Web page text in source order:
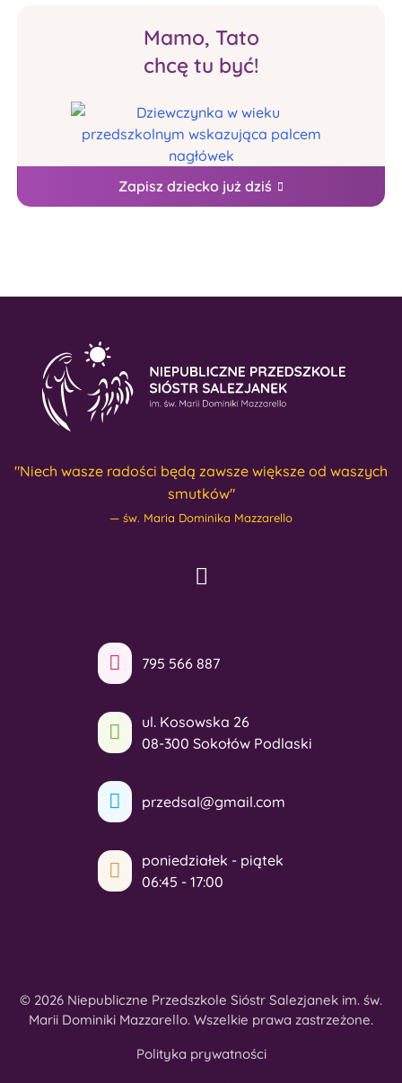
Mamo, Tato
chcę tu być!
Zapisz dziecko już dziś
"Niech wasze radości będą zawsze większe od waszych
smutków"
św. Maria Dominika Mazzarello
795 566 887
ul. Kosowska 26
08-300 Sokołów Podlaski
przedsal@gmail.com
poniedziałek - piątek
06:45 - 17:00
© 2026 Niepubliczne Przedszkole Sióstr Salezjanek im. św.
Marii Dominiki Mazzarello. Wszelkie prawa zastrzeżone.
Polityka prywatności